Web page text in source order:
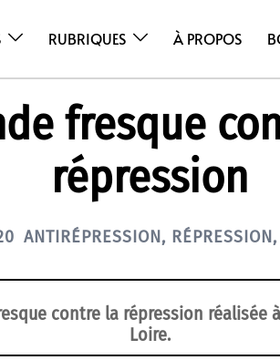
RUBRIQUES À PROPOS
fresque
répression
ANTIRÉPRESSION, RÉPRESSION,
contre la répression réalisée
Loire.